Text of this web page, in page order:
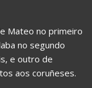
Mateo no primeiro
no segundo
e outro de
aos coruñeses.